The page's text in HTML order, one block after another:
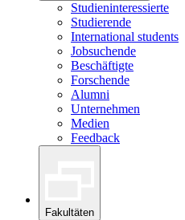
Studieninteressierte
Studierende
International students
Jobsuchende
Beschäftigte
Forschende
Alumni
Unternehmen
Medien
Feedback
Fakultäten